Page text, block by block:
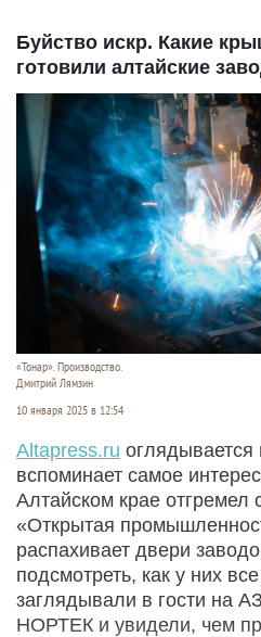
Буйство искр. Какие
готовили алтайские
«Тонар». Производство.
Дмитрий Лямзин
10 января 2025 в 12:54
Altapress.ru оглядывается
вспоминает самое
Алтайском крае отгремел
«Открытая
распахивает двери
подсмотреть, как у них
заглядывали в гости на
НОРТЕК и увидели, чем